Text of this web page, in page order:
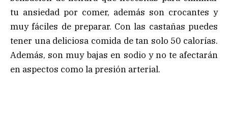
tu ansiedad por comer, además son crocantes y
muy fáciles de preparar. Con las castañas puedes
tener una deliciosa comida de tan solo 50 calorías.
Además, son muy bajas en sodio y no te afectarán
en aspectos como la presión arterial.